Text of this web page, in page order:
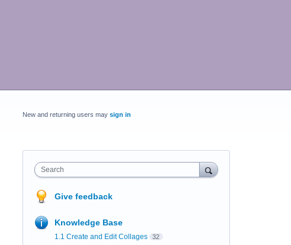
New and returning users may sign in
Search
Give feedback
Knowledge Base
1.1 Create and Edit Collages 32